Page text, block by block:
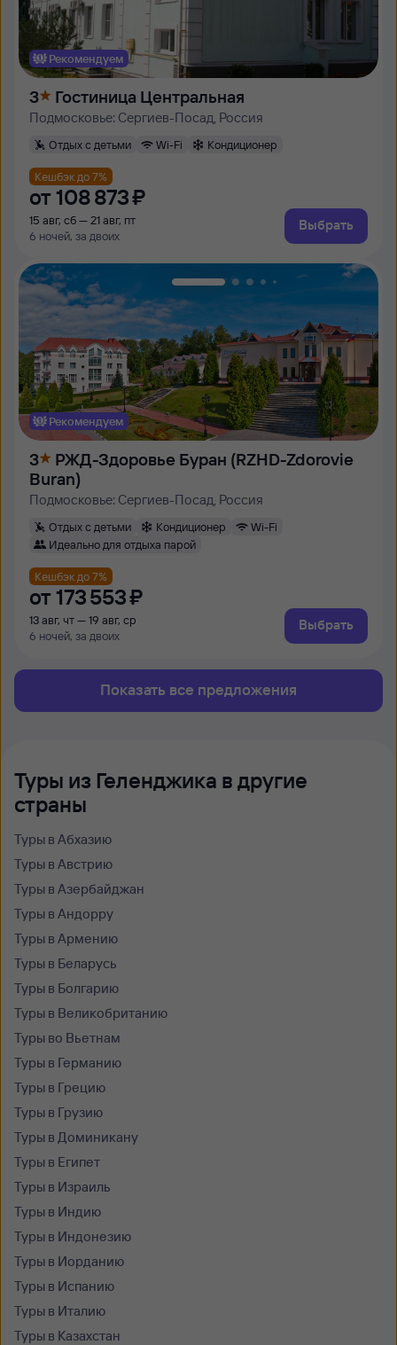
Рекомендуем
3 Гостиница Центральная
Подмосковье: Сергиев-Посад, Россия
Отдых с детьми Wi-Fi Кондиционер
Кешбэк до 7%
от 108 ⁠873 ⁠₽
15 авг, сб — 21 авг, пт
6 ночей, за двоих
Выбрать
Рекомендуем
3
РЖД-Здоровье Буран (RZHD-Zdorovie
Buran)
Подмосковье: Сергиев-Посад, Россия
Отдых с детьми Кондиционер
Wi-Fi
Идеально для отдыха парой
Кешбэк до 7%
от 173 ⁠553 ⁠₽
13 авг, чт — 19 авг, ср
6 ночей, за двоих
Выбрать
Показать все предложения
Туры из Геленджика в другие
страны
Туры в Абхазию
Туры в Австрию
Туры в Азербайджан
Туры в Андорру
Туры в Армению
Туры в Беларусь
Туры в Болгарию
Туры в Великобританию
Туры во Вьетнам
Туры в Германию
Туры в Грецию
Туры в Грузию
Туры в Доминикану
Туры в Египет
Туры в Израиль
Туры в Индию
Туры в Индонезию
Туры в Иорданию
Туры в Испанию
Туры в Италию
Туры в Казахстан